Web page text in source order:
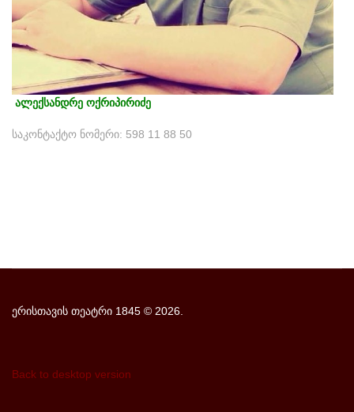
ალექსანდრე ოქრიპირიძე
საკონტაქტო ნომერი: 598 11 88 50
ერისთავის თეატრი 1845 © 2026.
Back to desktop version